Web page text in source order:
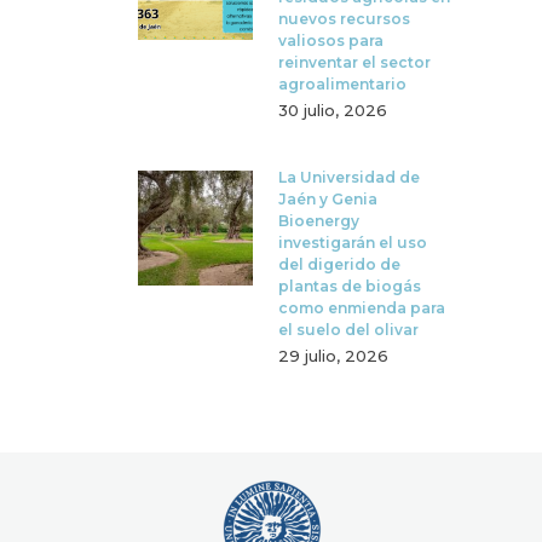
nuevos recursos
valiosos para
reinventar el sector
agroalimentario
30 julio, 2026
La Universidad de
Jaén y Genia
Bioenergy
investigarán el uso
del digerido de
plantas de biogás
como enmienda para
el suelo del olivar
29 julio, 2026